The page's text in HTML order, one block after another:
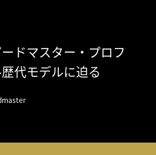
ドマスター・プロフ
代モデルに迫る